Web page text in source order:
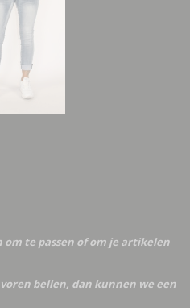
om te passen of om je artikelen
bellen, dan kunnen we een